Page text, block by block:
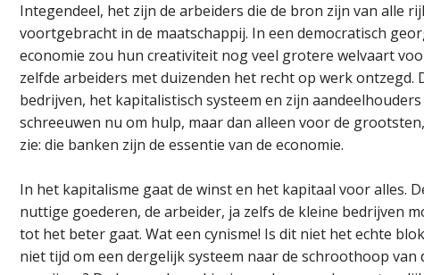
Integendeel, het zijn de arbeiders die de bron zijn van alle
voortgebracht in de maatschappij. In een democratisch
economie zou hun creativiteit nog veel grotere welvaart
zelfde arbeiders met duizenden het recht op werk ontzegd.
bedrijven, het kapitalistisch systeem en zijn
schreeuwen nu om hulp, maar dan alleen voor de
zie: die banken zijn de essentie van de economie.
In het kapitalisme gaat de winst en het kapitaal voor alles.
nuttige goederen, de arbeider, ja zelfs de kleine bedrijven
tot het beter gaat. Wat een cynisme! Is dit niet het echte
niet tijd om een dergelijk systeem naar de schroothoop van